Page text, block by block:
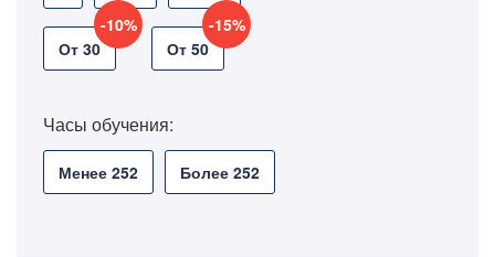
От 30
-10%
От 50
-15%
Часы обучения:
Менее 252 Более 252